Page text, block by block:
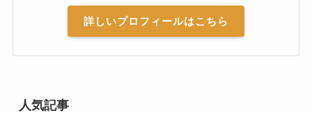
詳しいプロフィールはこちら
人気記事